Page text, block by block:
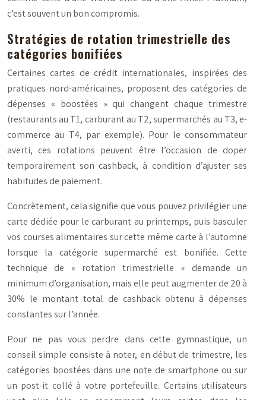
c’est souvent un bon compromis.
Stratégies de rotation trimestrielle des
catégories bonifiées
Certaines cartes de crédit internationales, inspirées des
pratiques nord-américaines, proposent des catégories de
dépenses « boostées » qui changent chaque trimestre
(restaurants au T1, carburant au T2, supermarchés au T3, e-
commerce au T4, par exemple). Pour le consommateur
averti, ces rotations peuvent être l’occasion de doper
temporairement son cashback, à condition d’ajuster ses
habitudes de paiement.
Concrètement, cela signifie que vous pouvez privilégier une
carte dédiée pour le carburant au printemps, puis basculer
vos courses alimentaires sur cette même carte à l’automne
lorsque la catégorie supermarché est bonifiée. Cette
technique de « rotation trimestrielle » demande un
minimum d’organisation, mais elle peut augmenter de 20 à
30% le montant total de cashback obtenu à dépenses
constantes sur l’année.
Pour ne pas vous perdre dans cette gymnastique, un
conseil simple consiste à noter, en début de trimestre, les
catégories boostées dans une note de smartphone ou sur
un post-it collé à votre portefeuille. Certains utilisateurs